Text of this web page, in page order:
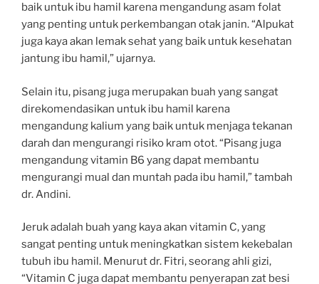
baik untuk ibu hamil karena mengandung asam folat
yang penting untuk perkembangan otak janin. “Alpukat
juga kaya akan lemak sehat yang baik untuk kesehatan
jantung ibu hamil,” ujarnya.
Selain itu, pisang juga merupakan buah yang sangat
direkomendasikan untuk ibu hamil karena
mengandung kalium yang baik untuk menjaga tekanan
darah dan mengurangi risiko kram otot. “Pisang juga
mengandung vitamin B6 yang dapat membantu
mengurangi mual dan muntah pada ibu hamil,” tambah
dr. Andini.
Jeruk adalah buah yang kaya akan vitamin C, yang
sangat penting untuk meningkatkan sistem kekebalan
tubuh ibu hamil. Menurut dr. Fitri, seorang ahli gizi,
“Vitamin C juga dapat membantu penyerapan zat besi